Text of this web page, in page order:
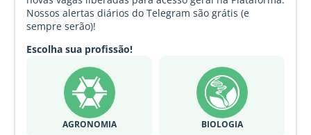
Nossos alertas diários do Telegram são grátis (e
sempre serão)!
Escolha sua profissão!
AGRONOMIA BIOLOGIA